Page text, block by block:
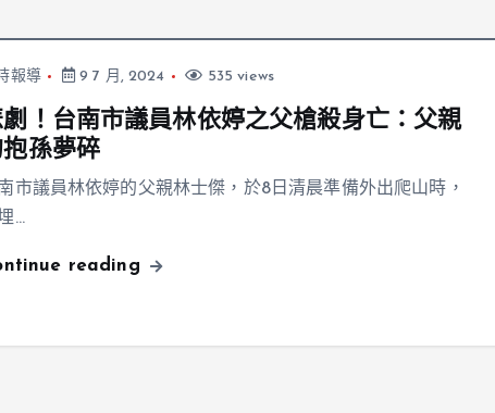
報導 9 7 月, 2024 535 views
！台南市議員林依婷之父槍殺身亡：父親
抱孫夢碎
市議員林依婷的父親林士傑，於8日清晨準備外出爬山時，
…
reading